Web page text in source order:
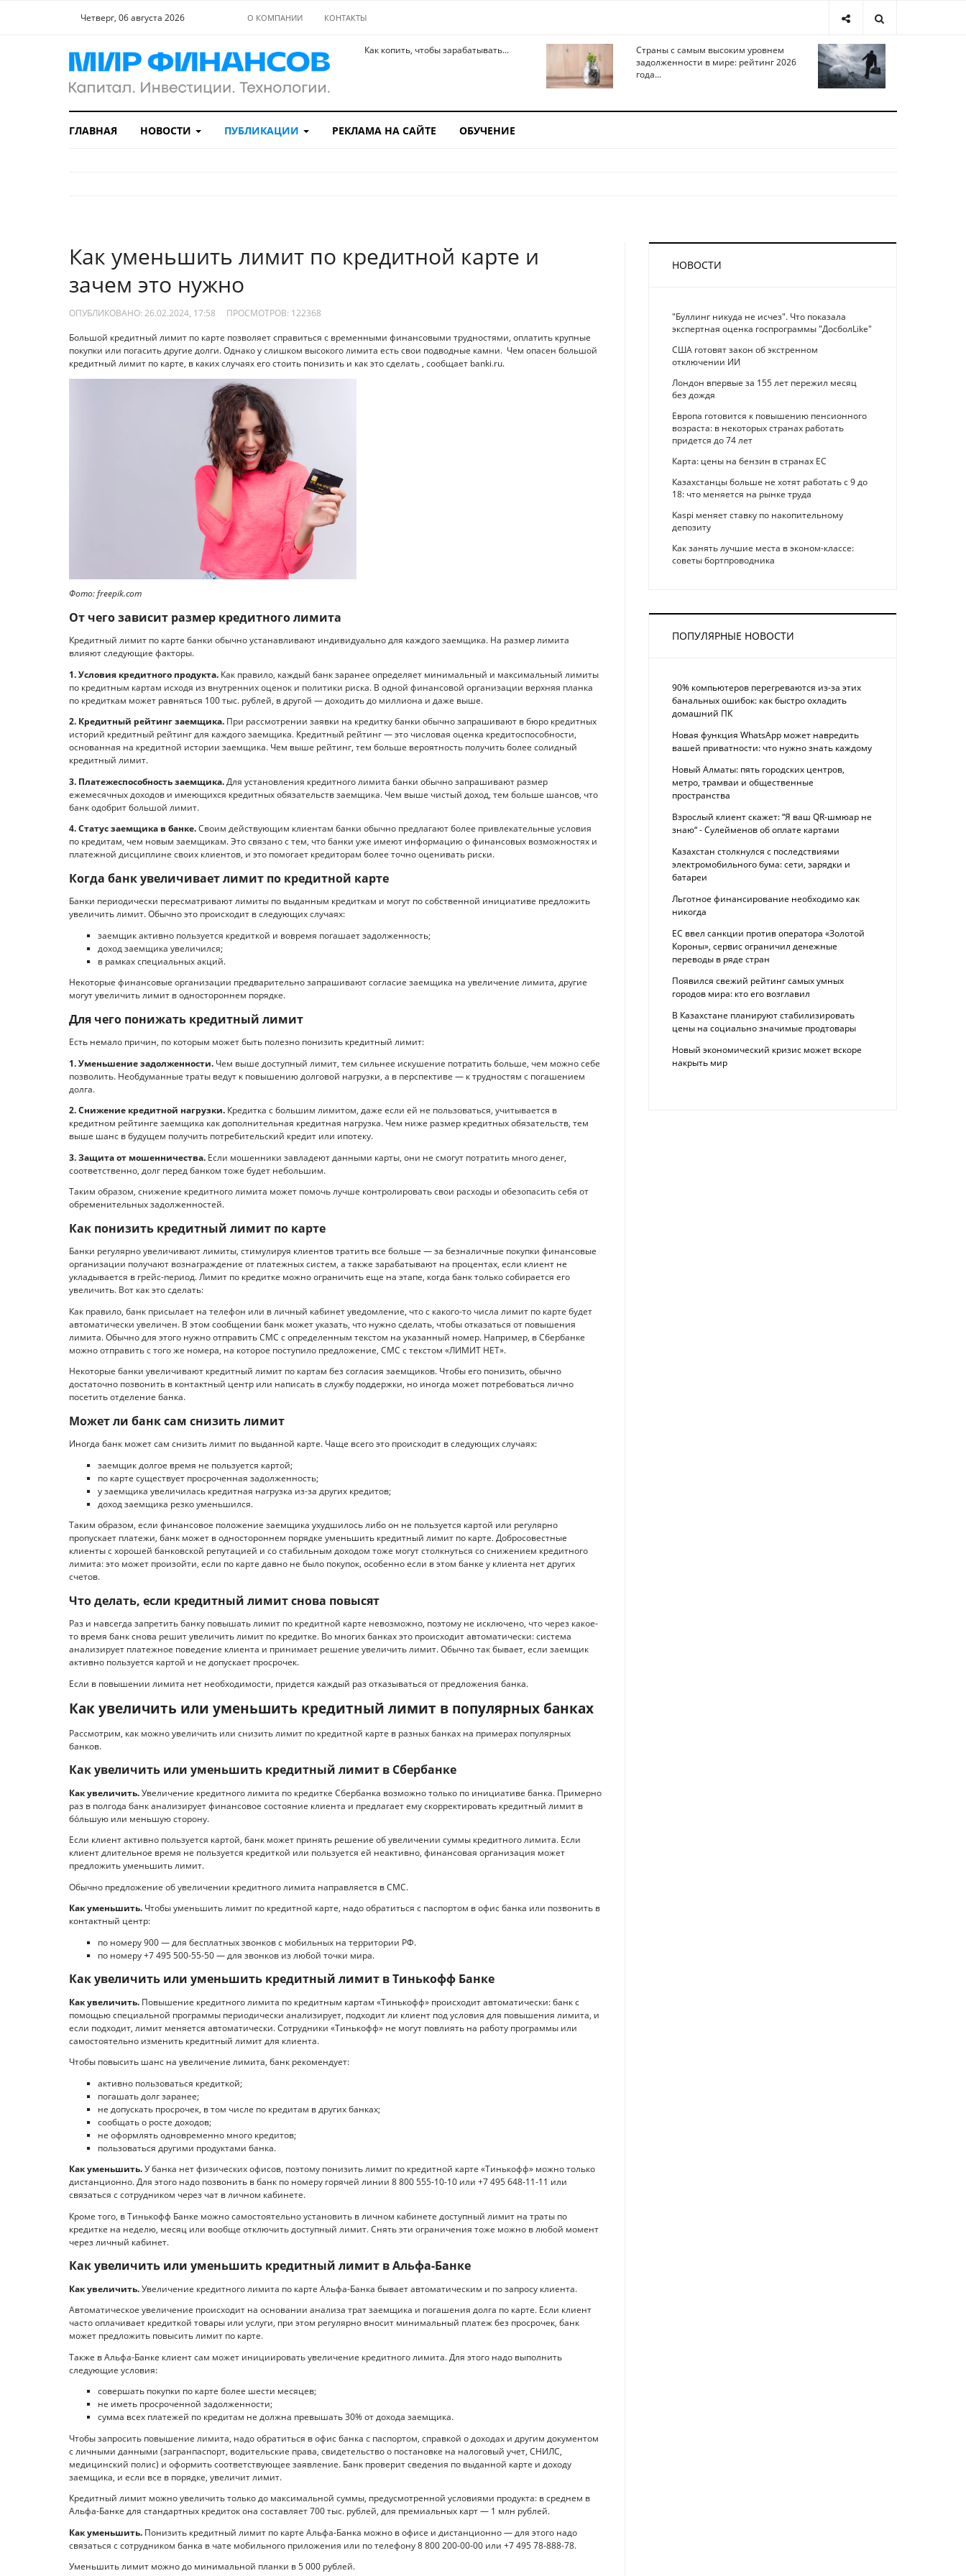
Четверг, 06 августа 2026 О КОМПАНИИ КОНТАКТЫ
Как копить, чтобы зарабатывать...
Страны с самым высоким уровнем
задолженности в мире: рейтинг 2026
года...
ГЛАВНАЯ НОВОСТИ ПУБЛИКАЦИИ РЕКЛАМА НА САЙТЕ ОБУЧЕНИЕ
Как уменьшить лимит по кредитной карте и
зачем это нужно
ОПУБЛИКОВАНО: 26.02.2024, 17:58 ПРОСМОТРОВ: 122368
Большой кредитный лимит по карте позволяет справиться с временными финансовыми трудностями, оплатить крупные
покупки или погасить другие долги. Однако у слишком высокого лимита есть свои подводные камни. Чем опасен большой
кредитный лимит по карте, в каких случаях его стоить понизить и как это сделать , сообщает banki.ru.
Фото: freepik.com
От чего зависит размер кредитного лимита
Кредитный лимит по карте банки обычно устанавливают индивидуально для каждого заемщика. На размер лимита
влияют следующие факторы.
1. Условия кредитного продукта. Как правило, каждый банк заранее определяет минимальный и максимальный лимиты
по кредитным картам исходя из внутренних оценок и политики риска. В одной финансовой организации верхняя планка
по кредиткам может равняться 100 тыс. рублей, в другой — доходить до миллиона и даже выше.
2. Кредитный рейтинг заемщика. При рассмотрении заявки на кредитку банки обычно запрашивают в бюро кредитных
историй кредитный рейтинг для каждого заемщика. Кредитный рейтинг — это числовая оценка кредитоспособности,
основанная на кредитной истории заемщика. Чем выше рейтинг, тем больше вероятность получить более солидный
кредитный лимит.
3. Платежеспособность заемщика.Для установления кредитного лимита банки обычно запрашивают размер
ежемесячных доходов и имеющихся кредитных обязательств заемщика. Чем выше чистый доход, тем больше шансов, что
банк одобрит большой лимит.
4. Статус заемщика в банке.Своим действующим клиентам банки обычно предлагают более привлекательные условия
по кредитам, чем новым заемщикам. Это связано с тем, что банки уже имеют информацию о финансовых возможностях и
платежной дисциплине своих клиентов, и это помогает кредиторам более точно оценивать риски.
Когда банк увеличивает лимит по кредитной карте
Банки периодически пересматривают лимиты по выданным кредиткам и могут по собственной инициативе предложить
увеличить лимит. Обычно это происходит в следующих случаях:
заемщик активно пользуется кредиткой и вовремя погашает задолженность;
доход заемщика увеличился;
в рамках специальных акций.
Некоторые финансовые организации предварительно запрашивают согласие заемщика на увеличение лимита, другие
могут увеличить лимит в одностороннем порядке.
Для чего понижать кредитный лимит
Есть немало причин, по которым может быть полезно понизить кредитный лимит:
1. Уменьшение задолженности. Чем выше доступный лимит, тем сильнее искушение потратить больше, чем можно себе
позволить. Необдуманные траты ведут к повышению долговой нагрузки, а в перспективе — к трудностям с погашением
долга.
2. Снижение кредитной нагрузки. Кредитка с большим лимитом, даже если ей не пользоваться, учитывается в
кредитном рейтинге заемщика как дополнительная кредитная нагрузка. Чем ниже размер кредитных обязательств, тем
выше шанс в будущем получить потребительский кредит или ипотеку.
3. Защита от мошенничества. Если мошенники завладеют данными карты, они не смогут потратить много денег,
соответственно, долг перед банком тоже будет небольшим.
Таким образом, снижение кредитного лимита может помочь лучше контролировать свои расходы и обезопасить себя от
обременительных задолженностей.
Как понизить кредитный лимит по карте
Банки регулярно увеличивают лимиты, стимулируя клиентов тратить все больше — за безналичные покупки финансовые
организации получают вознаграждение от платежных систем, а также зарабатывают на процентах, если клиент не
укладывается в грейс-период. Лимит по кредитке можно ограничить еще на этапе, когда банк только собирается его
увеличить. Вот как это сделать:
Как правило, банк присылает на телефон или в личный кабинет уведомление, что с какого-то числа лимит по карте будет
автоматически увеличен. В этом сообщении банк может указать, что нужно сделать, чтобы отказаться от повышения
лимита. Обычно для этого нужно отправить СМС с определенным текстом на указанный номер. Например, в Сбербанке
можно отправить с того же номера, на которое поступило предложение, СМС с текстом «ЛИМИТ НЕТ».
Некоторые банки увеличивают кредитный лимит по картам без согласия заемщиков. Чтобы его понизить, обычно
достаточно позвонить в контактный центр или написать в службу поддержки, но иногда может потребоваться лично
посетить отделение банка.
Может ли банк сам снизить лимит
Иногда банк может сам снизить лимит по выданной карте. Чаще всего это происходит в следующих случаях:
заемщик долгое время не пользуется картой;
по карте существует просроченная задолженность;
у заемщика увеличилась кредитная нагрузка из-за других кредитов;
доход заемщика резко уменьшился.
Таким образом, если финансовое положение заемщика ухудшилось либо он не пользуется картой или регулярно
пропускает платежи, банк может в одностороннем порядке уменьшить кредитный лимит по карте. Добросовестные
клиенты с хорошей банковской репутацией и со стабильным доходом тоже могут столкнуться со снижением кредитного
лимита: это может произойти, если по карте давно не было покупок, особенно если в этом банке у клиента нет других
счетов.
Что делать, если кредитный лимит снова повысят
Раз и навсегда запретить банку повышать лимит по кредитной карте невозможно, поэтому не исключено, что через какое-
то время банк снова решит увеличить лимит по кредитке. Во многих банках это происходит автоматически: система
анализирует платежное поведение клиента и принимает решение увеличить лимит. Обычно так бывает, если заемщик
активно пользуется картой и не допускает просрочек.
Если в повышении лимита нет необходимости, придется каждый раз отказываться от предложения банка.
Как увеличить или уменьшить кредитный лимит в популярных банках
Рассмотрим, как можно увеличить или снизить лимит по кредитной карте в разных банках на примерах популярных
банков.
Как увеличить или уменьшить кредитный лимит в Сбербанке
Как увеличить.Увеличение кредитного лимита по кредитке Сбербанка возможно только по инициативе банка. Примерно
раз в полгода банк анализирует финансовое состояние клиента и предлагает ему скорректировать кредитный лимит в
бо́льшую или меньшую сторону.
Если клиент активно пользуется картой, банк может принять решение об увеличении суммы кредитного лимита. Если
клиент длительное время не пользуется кредиткой или пользуется ей неактивно, финансовая организация может
предложить уменьшить лимит.
Обычно предложение об увеличении кредитного лимита направляется в СМС.
Как уменьшить. Чтобы уменьшить лимит по кредитной карте, надо обратиться с паспортом в офис банка или позвонить в
контактный центр:
по номеру 900 — для бесплатных звонков с мобильных на территории РФ.
по номеру +7 495 500-55-50 — для звонков из любой точки мира.
Как увеличить или уменьшить кредитный лимит в Тинькофф Банке
Как увеличить. Повышение кредитного лимита по кредитным картам «Тинькофф» происходит автоматически: банк с
помощью специальной программы периодически анализирует, подходит ли клиент под условия для повышения лимита, и
если подходит, лимит меняется автоматически. Сотрудники «Тинькофф» не могут повлиять на работу программы или
самостоятельно изменить кредитный лимит для клиента.
Чтобы повысить шанс на увеличение лимита, банк рекомендует:
активно пользоваться кредиткой;
погашать долг заранее;
не допускать просрочек, в том числе по кредитам в других банках;
сообщать о росте доходов;
не оформлять одновременно много кредитов;
пользоваться другими продуктами банка.
Как уменьшить.У банка нет физических офисов, поэтому понизить лимит по кредитной карте «Тинькофф» можно только
дистанционно. Для этого надо позвонить в банк по номеру горячей линии 8 800 555-10-10 или +7 495 648-11-11 или
связаться с сотрудником через чат в личном кабинете.
Кроме того, в Тинькофф Банке можно самостоятельно установить в личном кабинете доступный лимит на траты по
кредитке на неделю, месяц или вообще отключить доступный лимит. Снять эти ограничения тоже можно в любой момент
через личный кабинет.
Как увеличить или уменьшить кредитный лимит в Альфа-Банке
Как увеличить.Увеличение кредитного лимита по карте Альфа-Банка бывает автоматическим и по запросу клиента.
Автоматическое увеличение происходит на основании анализа трат заемщика и погашения долга по карте. Если клиент
часто оплачивает кредиткой товары или услуги, при этом регулярно вносит минимальный платеж без просрочек, банк
может предложить повысить лимит по карте.
Также в Альфа-Банке клиент сам может инициировать увеличение кредитного лимита. Для этого надо выполнить
следующие условия:
совершать покупки по карте более шести месяцев;
не иметь просроченной задолженности;
сумма всех платежей по кредитам не должна превышать 30% от дохода заемщика.
Чтобы запросить повышение лимита, надо обратиться в офис банка с паспортом, справкой о доходах и другим документом
с личными данными (загранпаспорт, водительские права, свидетельство о постановке на налоговый учет, СНИЛС,
медицинский полис) и оформить соответствующее заявление. Банк проверит сведения по выданной карте и доходу
заемщика, и если все в порядке, увеличит лимит.
Кредитный лимит можно увеличить только до максимальной суммы, предусмотренной условиями продукта: в среднем в
Альфа-Банке для стандартных кредиток она составляет 700 тыс. рублей, для премиальных карт — 1 млн рублей.
Как уменьшить. Понизить кредитный лимит по карте Альфа-Банка можно в офисе и дистанционно — для этого надо
связаться с сотрудником банка в чате мобильного приложения или по телефону 8 800 200-00-00 или +7 495 78-888-78.
Уменьшить лимит можно до минимальной планки в 5 000 рублей.
НОВОСТИ
"Буллинг никуда не исчез". Что показала
экспертная оценка госпрограммы "ДосболLike"
США готовят закон об экстренном
отключении ИИ
Лондон впервые за 155 лет пережил месяц
без дождя
Европа готовится к повышению пенсионного
возраста: в некоторых странах работать
придется до 74 лет
Карта: цены на бензин в странах ЕС
Казахстанцы больше не хотят работать с 9 до
18: что меняется на рынке труда
Kaspi меняет ставку по накопительному
депозиту
Как занять лучшие места в эконом-классе:
советы бортпроводника
ПОПУЛЯРНЫЕ НОВОСТИ
90% компьютеров перегреваются из-за этих
банальных ошибок: как быстро охладить
домашний ПК
Новая функция WhatsApp может навредить
вашей приватности: что нужно знать каждому
Новый Алматы: пять городских центров,
метро, трамваи и общественные
пространства
Взрослый клиент скажет: “Я ваш QR-шмюар не
знаю“ - Сулейменов об оплате картами
Казахстан столкнулся с последствиями
электромобильного бума: сети, зарядки и
батареи
Льготное финансирование необходимо как
никогда
ЕС ввел санкции против оператора «Золотой
Короны», сервис ограничил денежные
переводы в ряде стран
Появился свежий рейтинг самых умных
городов мира: кто его возглавил
В Казахстане планируют стабилизировать
цены на социально значимые продтовары
Новый экономический кризис может вскоре
накрыть мир